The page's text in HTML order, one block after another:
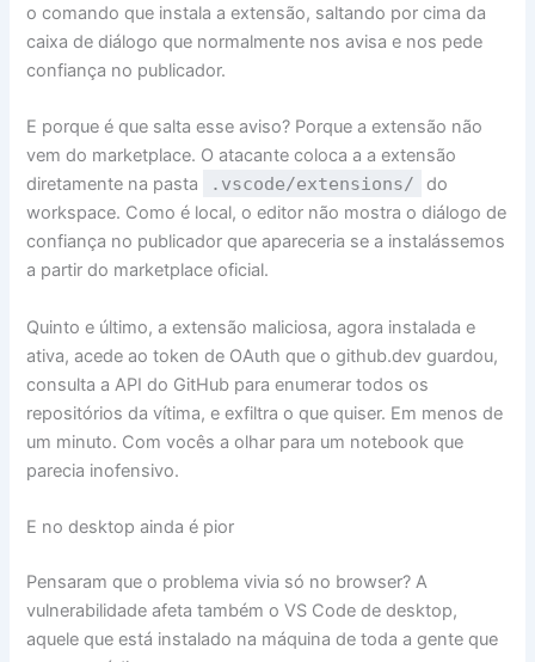
o comando que instala a extensão, saltando por cima da
caixa de diálogo que normalmente nos avisa e nos pede
confiança no publicador.
E porque é que salta esse aviso? Porque a extensão não
vem do marketplace. O atacante coloca a a extensão
diretamente na pasta
.vscode/extensions/
do
workspace. Como é local, o editor não mostra o diálogo de
confiança no publicador que apareceria se a instalássemos
a partir do marketplace oficial.
Quinto e último, a extensão maliciosa, agora instalada e
ativa, acede ao token de OAuth que o github.dev guardou,
consulta a API do GitHub para enumerar todos os
repositórios da vítima, e exfiltra o que quiser. Em menos de
um minuto. Com vocês a olhar para um notebook que
parecia inofensivo.
E no desktop ainda é pior
Pensaram que o problema vivia só no browser? A
vulnerabilidade afeta também o VS Code de desktop,
aquele que está instalado na máquina de toda a gente que